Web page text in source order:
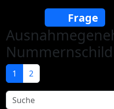
Frage
Nummernschild
1 2